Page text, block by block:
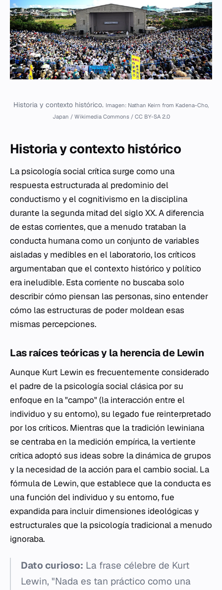
Historia y contexto histórico. Imagen: Nathan Keirn from Kadena-Cho,
Japan / Wikimedia Commons / CC BY-SA 2.0
Historia y contexto histórico
La psicología social crítica surge como una
respuesta estructurada al predominio del
conductismo y el cognitivismo en la disciplina
durante la segunda mitad del siglo XX. A diferencia
de estas corrientes, que a menudo trataban la
conducta humana como un conjunto de variables
aisladas y medibles en el laboratorio, los críticos
argumentaban que el contexto histórico y político
era ineludible. Esta corriente no buscaba solo
describir cómo piensan las personas, sino entender
cómo las estructuras de poder moldean esas
mismas percepciones.
Las raíces teóricas y la herencia de Lewin
Aunque Kurt Lewin es frecuentemente considerado
el padre de la psicología social clásica por su
enfoque en la "campo" (la interacción entre el
individuo y su entorno), su legado fue reinterpretado
por los críticos. Mientras que la tradición lewiniana
se centraba en la medición empírica, la vertiente
crítica adoptó sus ideas sobre la dinámica de grupos
y la necesidad de la acción para el cambio social. La
fórmula de Lewin, que establece que la conducta es
una función del individuo y su entorno, fue
expandida para incluir dimensiones ideológicas y
estructurales que la psicología tradicional a menudo
ignoraba.
Dato curioso: La frase célebre de Kurt
Lewin, "Nada es tan práctico como una